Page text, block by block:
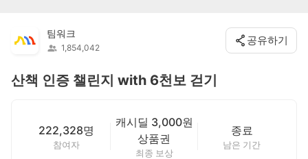
팀워크
1,854,042
공유하기
산책 인증 챌린지 with 6천보 걷기
222,328명
참여자
캐시딜 3,000원
상품권
최종 보상
종료
남은 기간